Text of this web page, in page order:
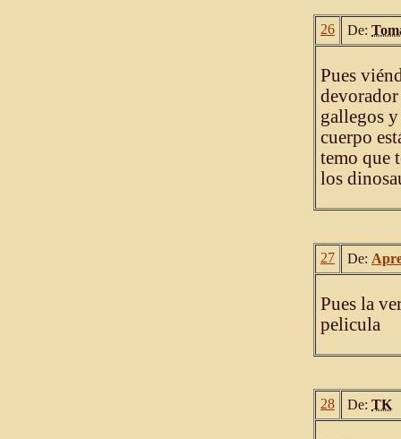
26 De:
Pues
gallegos
cuerpo
temo que
los
27 De:
Pues la
pelicula
28 De: TK